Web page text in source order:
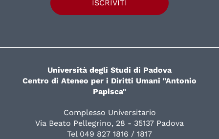
ISCRIVITI
Università degli Studi di Padova
Centro di Ateneo per i Diritti Umani "Antonio
Papisca"
Complesso Universitario
Via Beato Pellegrino, 28 - 35137 Padova
Tel 049 827 1816 / 1817